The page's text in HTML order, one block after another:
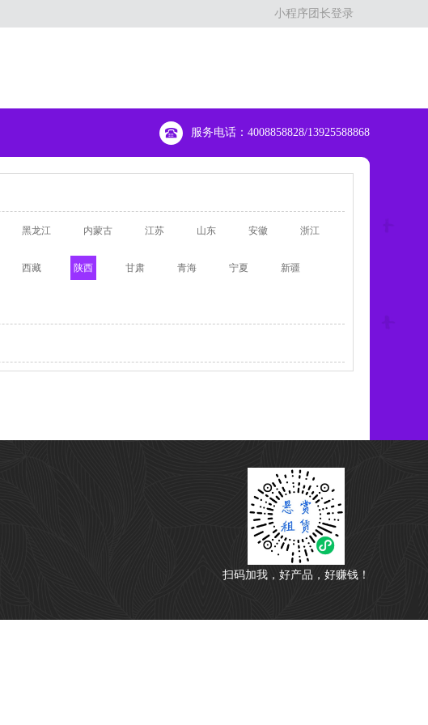
小程序团长登录
服务电话：4008858828/13925588868
黑龙江 内蒙古 江苏 山东 安徽 浙江
西藏 陕西 甘肃 青海 宁夏 新疆
扫码加我，好产品，好赚钱！